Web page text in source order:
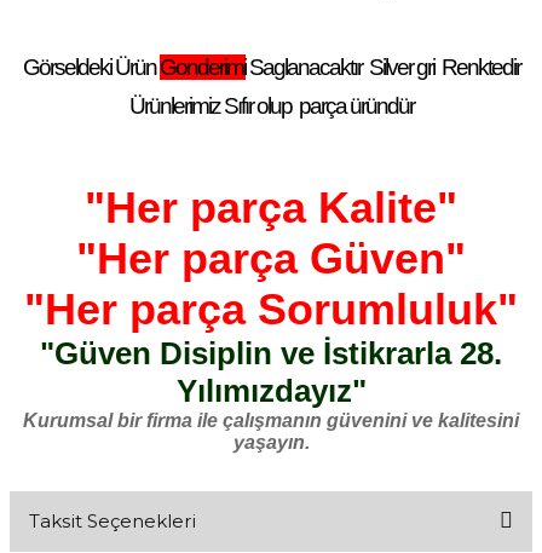
Görseldeki ÜrünGonderimiSaglanacaktır Silver gri Renktedir
Ürünlerimiz Sıfır olup parça üründür
"Her parça Kalite"
"Her parça Güven"
"Her parça Sorumluluk"
"Güven Disiplin ve İstikrarla 28.
Yılımızdayız"
Kurumsal bir firma ile çalışmanın güvenini ve kalitesini
yaşayın.
Taksit Seçenekleri